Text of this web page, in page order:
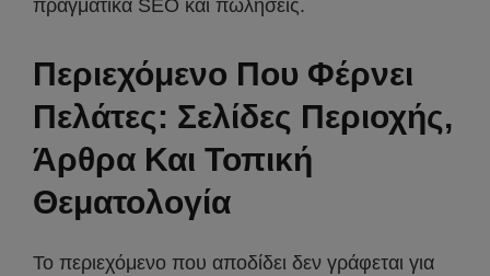
πραγματικά SEO και πωλήσεις.
Περιεχόμενο Που Φέρνει
Πελάτες: Σελίδες Περιοχής,
Άρθρα Και Τοπική
Θεματολογία
Το περιεχόμενο που αποδίδει δεν γράφεται για